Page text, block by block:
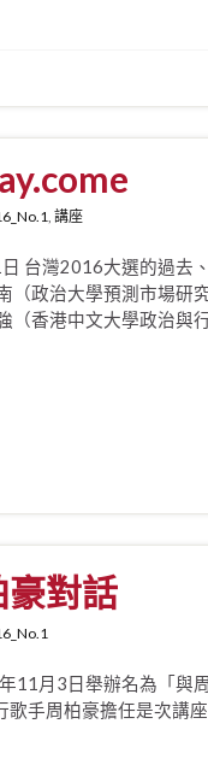
講座
台灣2016大選的過去
（政治大學預測市場研
（香港中文大學政治與
豪對話
11月3日舉辦名為「與
歌手周柏豪擔任是次講